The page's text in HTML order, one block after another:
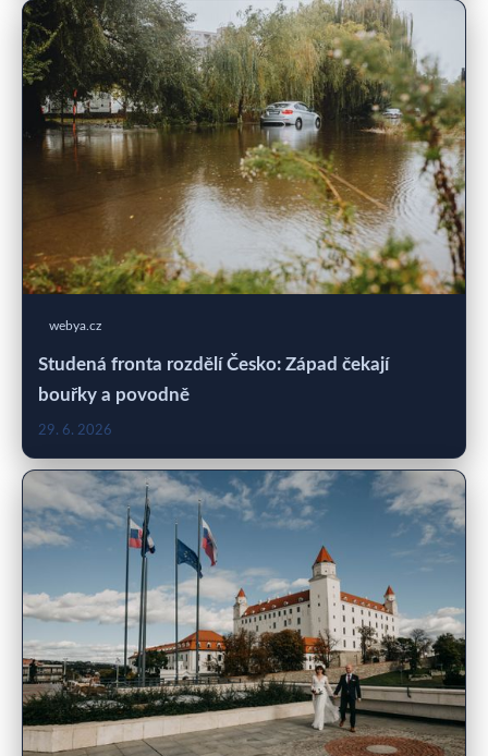
webya.cz
Studená fronta rozdělí Česko: Západ čekají
bouřky a povodně
29. 6. 2026